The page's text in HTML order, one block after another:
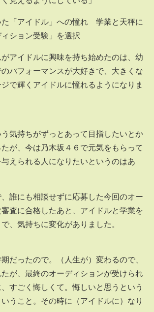
た「アイドル」への憧れ 学業と天秤に
ション受験」を選択
アイドルに興味を持ち始めたのは、幼
パフォーマンスが大好きで、大きくな
で輝くアイドルに憧れるようになりま
う気持ちがずっとあって目指したいとか
が、今は乃木坂４６で元気をもらって
えられる人になりたいというのはあ
誰にも相談せずに応募した今回のオー
査に合格したあと、アイドルと学業を
、気持ちに変化がありました。
期だったので。（人生が）変わるので、
が、最終のオーディションが受けられ
すごく悔しくて。悔しいと思うという
うこと。その時に（アイドルに）なり